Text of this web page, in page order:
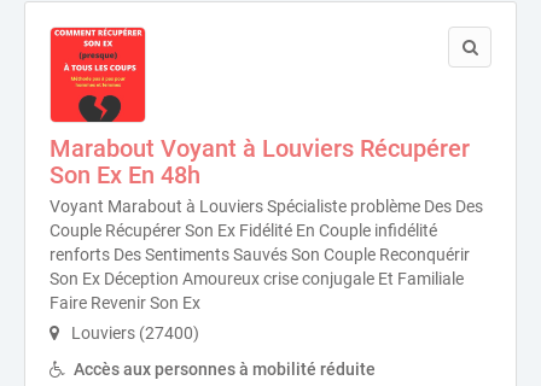
Marabout Voyant à Louviers Récupérer
Son Ex En 48h
Voyant Marabout à Louviers Spécialiste problème Des Des
Couple Récupérer Son Ex Fidélité En Couple infidélité
renforts Des Sentiments Sauvés Son Couple Reconquérir
Son Ex Déception Amoureux crise conjugale Et Familiale
Faire Revenir Son Ex
Louviers (27400)
Accès aux personnes à mobilité réduite